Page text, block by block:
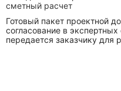
сметный расчет
Готовый пакет проектной
согласование в
передается заказчику для